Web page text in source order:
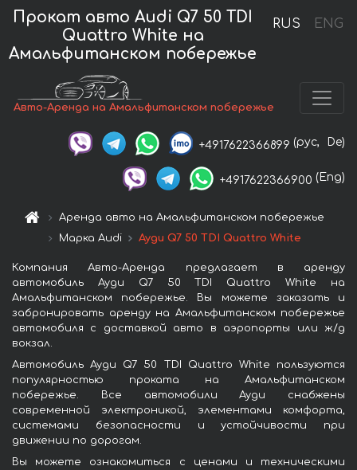
RUS ENG
Прокат авто Audi Q7 50 TDI
Quattro White на
Амальфитанском побережье
Авто-Аренда на Амальфитанском побережье
+4917622366899 (рус, De)
+4917622366900 (Eng)
Аренда авто на Амальфитанском побережье
Марка Audi
Ауди Q7 50 TDI Quattro White
Компания Авто-Аренда предлагает в аренду
автомобиль Ауди Q7 50 TDI Quattro White на
Амальфитанском побережье. Вы можете заказать и
забронировать аренду на Амальфитанском побережье
автомобиля с доставкой авто в аэропорты или ж/д
вокзал.
Автомобиль Ауди Q7 50 TDI Quattro White пользуются
популярностью проката на Амальфитанском
побережье. Все автомобили Ауди снабжены
современной электроникой, элементами комфорта,
системами безопасности и устойчивости при
движении по дорогам.
Вы можете ознакомиться с ценами и техническими